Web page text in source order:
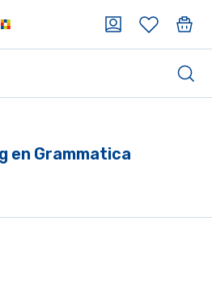
en Grammatica